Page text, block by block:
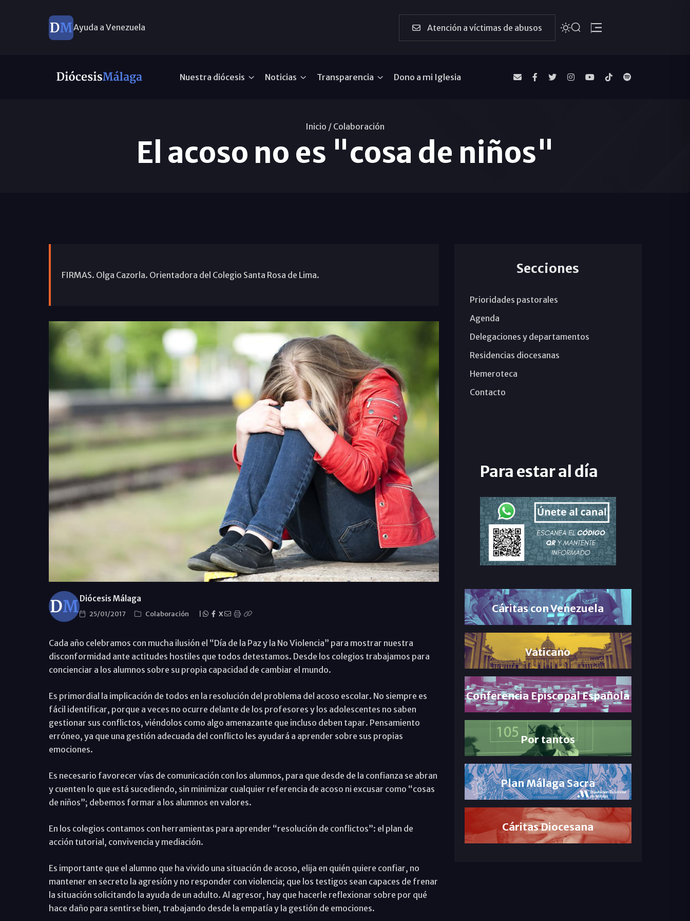
Ayuda a Venezuela Atención a víctimas de abusos
Nuestra diócesis Noticias Transparencia Dono a mi Iglesia
Inicio / Colaboración
El acoso no es "cosa de niños"
FIRMAS. Olga Cazorla. Orientadora del Colegio Santa Rosa de Lima.
Diócesis Málaga
25/01/2017 Colaboración X
Cada año celebramos con mucha ilusión el “Día de la Paz y la No Violencia” para mostrar nuestra
disconformidad ante actitudes hostiles que todos detestamos. Desde los colegios trabajamos para
concienciar a los alumnos sobre su propia capacidad de cambiar el mundo.
Es primordial la implicación de todos en la resolución del problema del acoso escolar. No siempre es
fácil identificar, porque a veces no ocurre delante de los profesores y los adolescentes no saben
gestionar sus conflictos, viéndolos como algo amenazante que incluso deben tapar. Pensamiento
erróneo, ya que una gestión adecuada del conflicto les ayudará a aprender sobre sus propias
emociones.
Es necesario favorecer vías de comunicación con los alumnos, para que desde de la confianza se abran
y cuenten lo que está sucediendo, sin minimizar cualquier referencia de acoso ni excusar como “cosas
de niños”; debemos formar a los alumnos en valores.
En los colegios contamos con herramientas para aprender “resolución de conflictos”: el plan de
acción tutorial, convivencia y mediación.
Es importante que el alumno que ha vivido una situación de acoso, elija en quién quiere confiar, no
mantener en secreto la agresión y no responder con violencia; que los testigos sean capaces de frenar
la situación solicitando la ayuda de un adulto. Al agresor, hay que hacerle reflexionar sobre por qué
hace daño para sentirse bien, trabajando desde la empatía y la gestión de emociones.
Secciones
Prioridades pastorales
Agenda
Delegaciones y departamentos
Residencias diocesanas
Hemeroteca
Contacto
Para estar al día
Cáritas con Venezuela
Vaticano
Conferencia Episcopal Española
Por tantos
Plan Málaga Sacra
Cáritas Diocesana